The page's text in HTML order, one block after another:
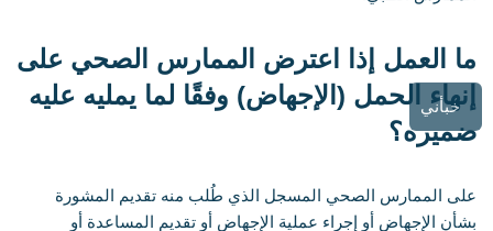
خبأني
ما العمل إذا اعترض الممارس الصحي على
إنهاء الحمل (الإجهاض) وفقًا لما يمليه عليه
ضميره؟
على الممارس الصحي المسجل الذي طُلب منه تقديم المشورة
بشأن الإجهاض أو إجراء عملية الإجهاض أو تقديم المساعدة أو